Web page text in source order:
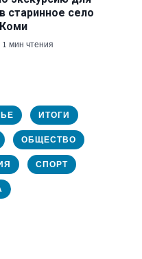
старинное село
1 мин чтения
ИТОГИ
ОБЩЕСТВО
СПОРТ